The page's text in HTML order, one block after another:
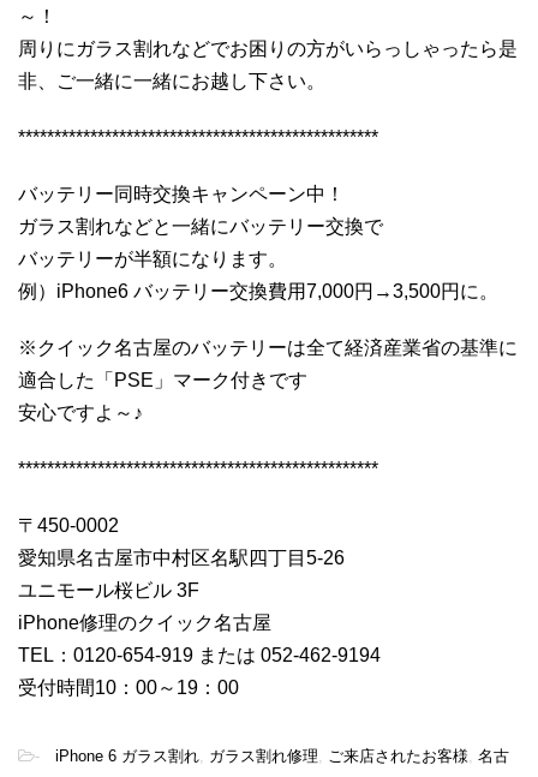
～！
周りにガラス割れなどでお困りの方がいらっしゃったら是
非、ご一緒に一緒にお越し下さい。
**************************************************
バッテリー同時交換キャンペーン中！
ガラス割れなどと一緒にバッテリー交換で
バッテリーが半額になります。
例）iPhone6 バッテリー交換費用7,000円→3,500円に。
※クイック名古屋のバッテリーは全て経済産業省の基準に
適合した「PSE」マーク付きです
安心ですよ～♪
**************************************************
〒450-0002
愛知県名古屋市中村区名駅四丁目5-26
ユニモール桜ビル 3F
iPhone修理のクイック名古屋
TEL：0120-654-919 または 052-462-9194
受付時間10：00～19：00
- iPhone 6 ガラス割れ ガラス割れ修理 ご来店されたお客様 名古